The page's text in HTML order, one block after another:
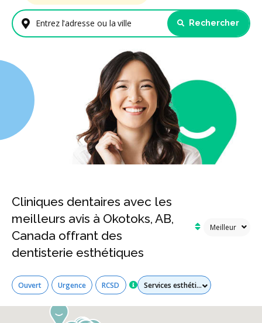
Entrez l'adresse ou la ville Rechercher
Cliniques dentaires avec les
meilleurs avis à Okotoks, AB,
Canada offrant des
dentisterie esthétiques
Ouvert Urgence RCSD Tous les services